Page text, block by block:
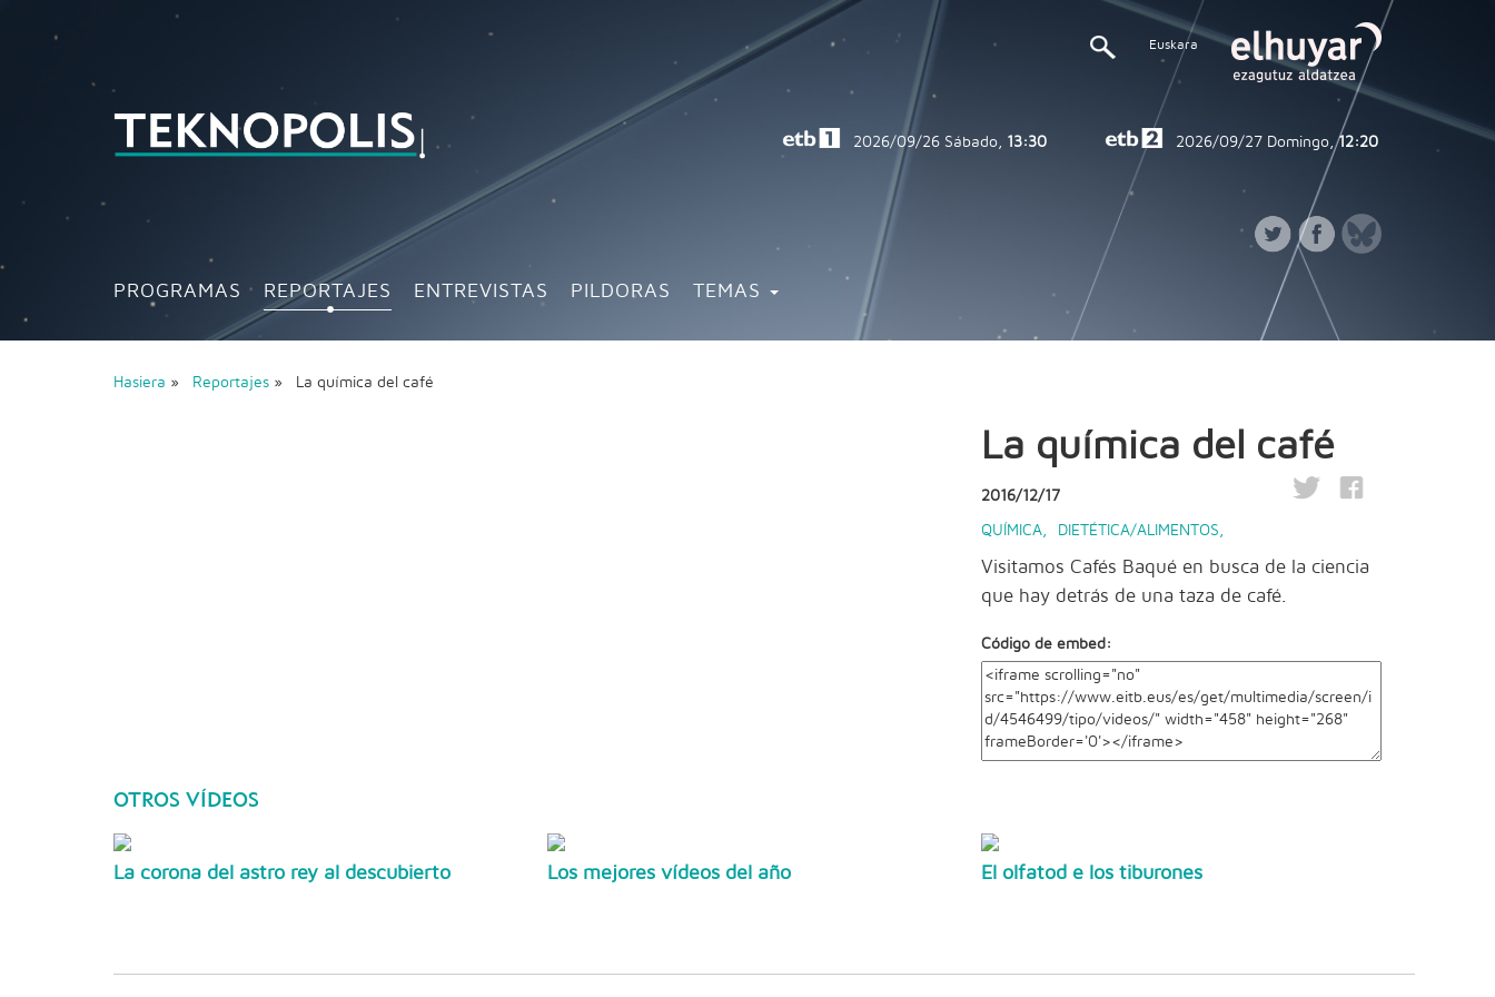
Euskara
PROGRAMAS REPORTAJES ENTREVISTAS PILDORAS TEMAS
2026/09/26 Sábado, 13:30 2026/09/27 Domingo, 12:20
Hasiera » Reportajes » La química del café
La química del café
2016/12/17
QUÍMICA, DIETÉTICA/ALIMENTOS,
Visitamos Cafés Baqué en busca de la ciencia
que hay detrás de una taza de café.
Código de embed:
OTROS VÍDEOS
La corona del astro rey al descubierto Los mejores vídeos del año El olfatod e los tiburones